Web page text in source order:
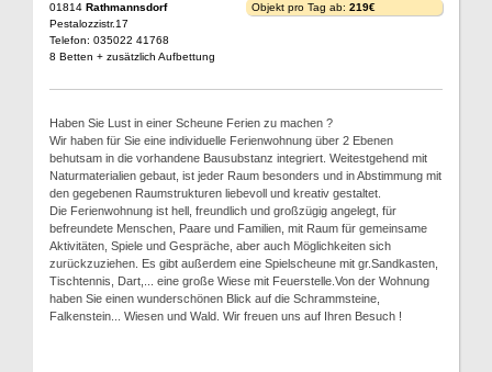
01814 Rathmannsdorf
Pestalozzistr.17
Telefon: 035022 41768
8 Betten + zusätzlich Aufbettung
Objekt pro Tag ab: 219€
Haben Sie Lust in einer Scheune Ferien zu machen ?
Wir haben für Sie eine individuelle Ferienwohnung über 2 Ebenen
behutsam in die vorhandene Bausubstanz integriert. Weitestgehend mit
Naturmaterialien gebaut, ist jeder Raum besonders und in Abstimmung mit
den gegebenen Raumstrukturen liebevoll und kreativ gestaltet.
Die Ferienwohnung ist hell, freundlich und großzügig angelegt, für
befreundete Menschen, Paare und Familien, mit Raum für gemeinsame
Aktivitäten, Spiele und Gespräche, aber auch Möglichkeiten sich
zurückzuziehen. Es gibt außerdem eine Spielscheune mit gr.Sandkasten,
Tischtennis, Dart,... eine große Wiese mit Feuerstelle.Von der Wohnung
haben Sie einen wunderschönen Blick auf die Schrammsteine,
Falkenstein... Wiesen und Wald. Wir freuen uns auf Ihren Besuch !